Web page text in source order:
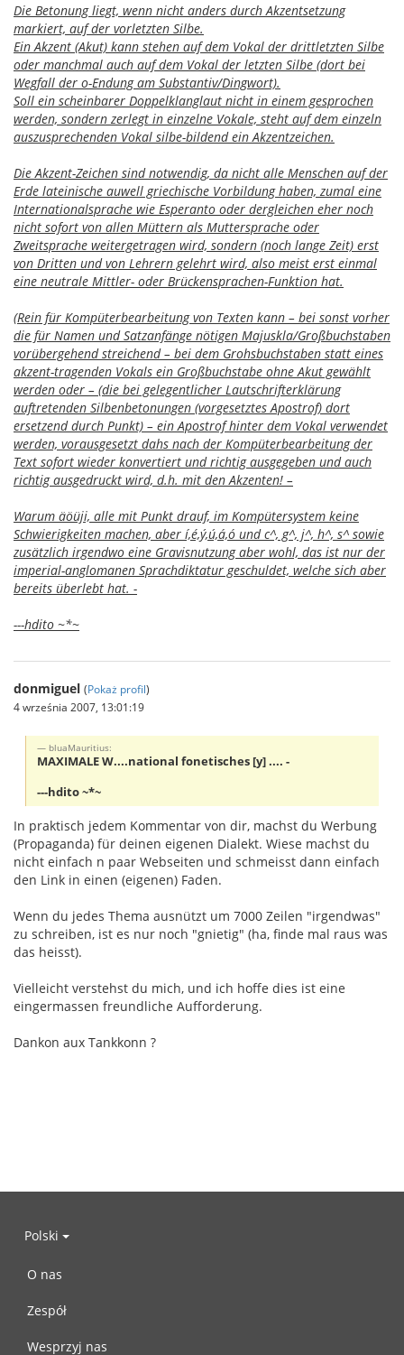
Die Betonung liegt, wenn nicht anders durch Akzentsetzung
markiert, auf der vorletzten Silbe.
Ein Akzent (Akut) kann stehen auf dem Vokal der drittletzten Silbe
oder manchmal auch auf dem Vokal der letzten Silbe (dort bei
Wegfall der o-Endung am Substantiv/Dingwort).
Soll ein scheinbarer Doppelklanglaut nicht in einem gesprochen
werden, sondern zerlegt in einzelne Vokale, steht auf dem einzeln
auszusprechenden Vokal silbe-bildend ein Akzentzeichen.
Die Akzent-Zeichen sind notwendig, da nicht alle Menschen auf der
Erde lateinische auwell griechische Vorbildung haben, zumal eine
Internationalsprache wie Esperanto oder dergleichen eher noch
nicht sofort von allen Müttern als Muttersprache oder
Zweitsprache weitergetragen wird, sondern (noch lange Zeit) erst
von Dritten und von Lehrern gelehrt wird, also meist erst einmal
eine neutrale Mittler- oder Brückensprachen-Funktion hat.
(Rein für Kompüterbearbeitung von Texten kann – bei sonst vorher
die für Namen und Satzanfänge nötigen Majuskla/Großbuchstaben
vorübergehend streichend – bei dem Grohsbuchstaben statt eines
akzent-tragenden Vokals ein Großbuchstabe ohne Akut gewählt
werden oder – (die bei gelegentlicher Lautschrifterklärung
auftretenden Silbenbetonungen (vorgesetztes Apostrof) dort
ersetzend durch Punkt) – ein Apostrof hinter dem Vokal verwendet
werden, vorausgesetzt dahs nach der Kompüterbearbeitung der
Text sofort wieder konvertiert und richtig ausgegeben und auch
richtig ausgedruckt wird, d.h. mit den Akzenten! –
Warum äöüji, alle mit Punkt drauf, im Kompütersystem keine
Schwierigkeiten machen, aber í,é,ý,ú,á,ó und c^, g^, j^, h^, s^ sowie
zusätzlich irgendwo eine Gravisnutzung aber wohl, das ist nur der
imperial-anglomanen Sprachdiktatur geschuldet, welche sich aber
bereits überlebt hat. -
---hdito ~*~
donmiguel (Pokaż profil)
4 września 2007, 13:01:19
bluaMauritius:
MAXIMALE W....national fonetisches [y] .... -
---hdito ~*~
In praktisch jedem Kommentar von dir, machst du Werbung
(Propaganda) für deinen eigenen Dialekt. Wiese machst du
nicht einfach n paar Webseiten und schmeisst dann einfach
den Link in einen (eigenen) Faden.
Wenn du jedes Thema ausnützt um 7000 Zeilen "irgendwas"
zu schreiben, ist es nur noch "gnietig" (ha, finde mal raus was
das heisst).
Vielleicht verstehst du mich, und ich hoffe dies ist eine
eingermassen freundliche Aufforderung.
Dankon aux Tankkonn ?
Polski
O nas
Zespół
Wesprzyj nas